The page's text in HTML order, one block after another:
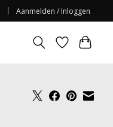
Aanmelden / Inloggen